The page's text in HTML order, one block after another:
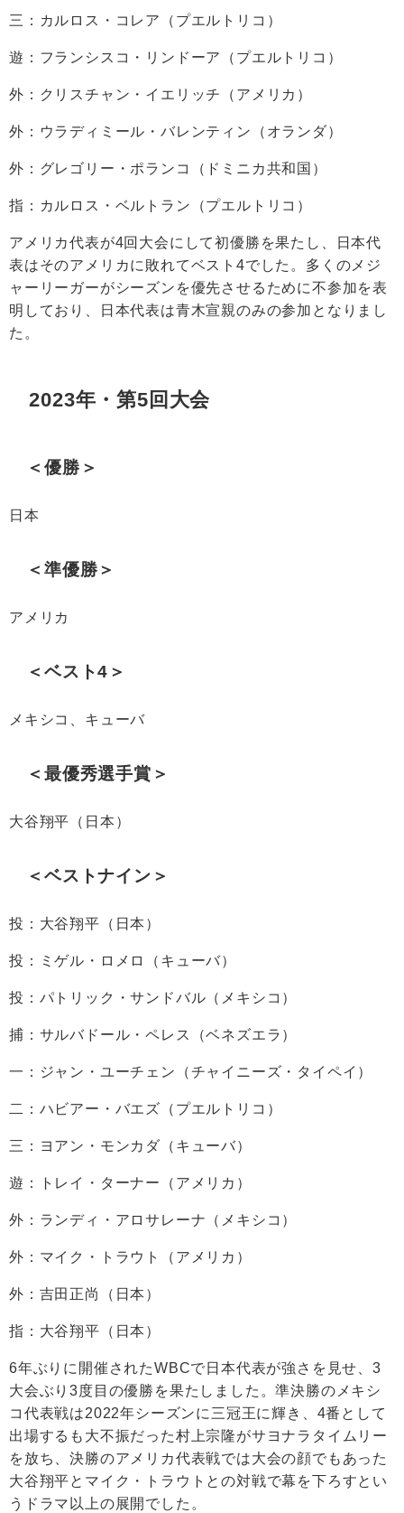
三：カルロス・コレア（プエルトリコ）
遊：フランシスコ・リンドーア（プエルトリコ）
外：クリスチャン・イエリッチ（アメリカ）
外：ウラディミール・バレンティン（オランダ）
外：グレゴリー・ポランコ（ドミニカ共和国）
指：カルロス・ベルトラン（プエルトリコ）
アメリカ代表が4回大会にして初優勝を果たし、日本代
表はそのアメリカに敗れてベスト4でした。多くのメジ
ャーリーガーがシーズンを優先させるために不参加を表
明しており、日本代表は青木宣親のみの参加となりまし
た。
2023年・第5回大会
＜優勝＞
日本
＜準優勝＞
アメリカ
＜ベスト4＞
メキシコ、キューバ
＜最優秀選手賞＞
大谷翔平（日本）
＜ベストナイン＞
投：大谷翔平（日本）
投：ミゲル・ロメロ（キューバ）
投：パトリック・サンドバル（メキシコ）
捕：サルバドール・ペレス（ベネズエラ）
一：ジャン・ユーチェン（チャイニーズ・タイペイ）
二：ハビアー・バエズ（プエルトリコ）
三：ヨアン・モンカダ（キューバ）
遊：トレイ・ターナー（アメリカ）
外：ランディ・アロサレーナ（メキシコ）
外：マイク・トラウト（アメリカ）
外：吉田正尚（日本）
指：大谷翔平（日本）
6年ぶりに開催されたWBCで日本代表が強さを見せ、3
大会ぶり3度目の優勝を果たしました。準決勝のメキシ
コ代表戦は2022年シーズンに三冠王に輝き、4番として
出場するも大不振だった村上宗隆がサヨナラタイムリー
を放ち、決勝のアメリカ代表戦では大会の顔でもあった
大谷翔平とマイク・トラウトとの対戦で幕を下ろすとい
うドラマ以上の展開でした。